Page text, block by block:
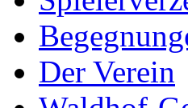
Der Verein